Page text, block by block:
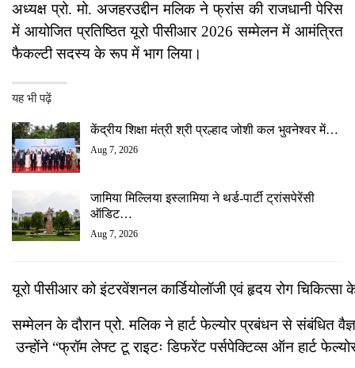
अध्यक्ष प्रो. मो. अजहरउद्दीन मलिक ने फ्रांस की राजधानी पेरिस
में आयोजित प्रतिष्ठित यूरो पीसीआर 2026 सम्मेलन में आमंत्रित
फैकल्टी सदस्य के रूप में भाग लिया।
यह भी पढ़ें
केंद्रीय शिक्षा मंत्री श्री प्रल्हाद जोशी कल भुवनेश्वर में…
Aug 7, 2026
जामिया मिल्लिया इस्लामिया ने थर्ड-पार्टी ट्रांसपेरेंसी
ऑडिट…
Aug 7, 2026
यूरो पीसीआर को इंटरवेंशनल कार्डियोलॉजी एवं हृदय रोग
सम्मेलन के दौरान प्रो. मलिक ने हार्ट फेल्योर प्रबंधन से संबंधित
उन्होंने “फ्रॉम लेफ्ट टू राइटः डिफरेंट पर्सपेक्टिव्स ऑन हार्ट